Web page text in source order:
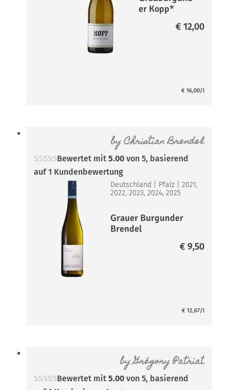
er Kopp*
€ 12,00
€ 16,00/l
byChristian Brendel
Bewertet mit5.00 von 5, basierend
auf1 Kundenbewertung
Deutschland Pfalz |2021,
2022, 2023, 2024, 2025
Grauer Burgunder
Brendel
€ 9,50
€ 12,67/l
byGrégory Patriat
Bewertet mit5.00 von 5, basierend